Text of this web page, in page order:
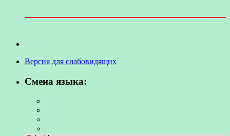
Версия для слабовидящих
Смена языка: